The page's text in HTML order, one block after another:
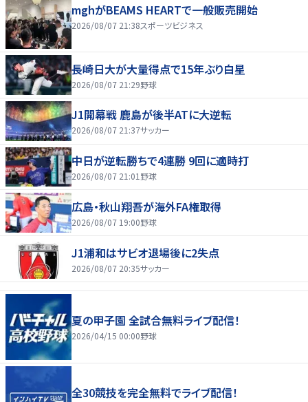
mghがBEAMS HEARTで一般販売開始
2026/08/07 21:38スポーツビジネス
長崎日大が大量得点で15年ぶり白星
2026/08/07 21:29野球
J1開幕戦 鹿島が後半ATに大逆転
2026/08/07 21:37サッカー
中日が逆転勝ちで4連勝 9回に適時打
2026/08/07 21:01 野球
広島・秋山翔吾が海外FA権取得
2026/08/07 19:00野球
J1浦和はサビオ退場後に2失点
2026/08/07 20:35サッカー
夏の甲子園 全試合無料ライブ配信！
2026/04/15 00:00野球
全30競技を完全無料でライブ配信！